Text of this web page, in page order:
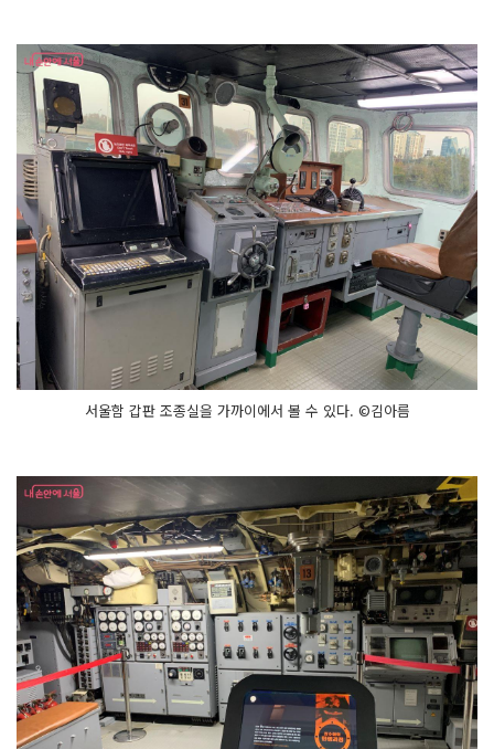
서울함 갑판 조종실을 가까이에서 볼 수 있다. ©김아름